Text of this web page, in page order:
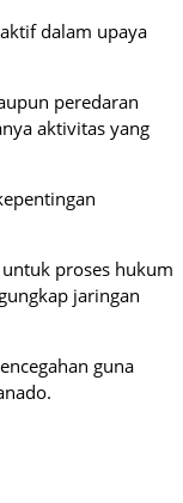
dalam upaya
peredaran
aktivitas yang
proses hukum
jaringan
guna